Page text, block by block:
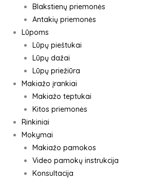
Blakstienų priemonės
Antakių priemonės
Lūpoms
Lūpų pieštukai
Lūpų dažai
Lūpų priežiūra
Makiažo įrankiai
Makiažo teptukai
Kitos priemonės
Rinkiniai
Mokymai
Makiažo pamokos
Video pamokų instrukcija
Konsultacija